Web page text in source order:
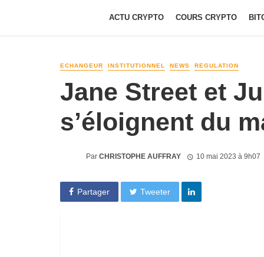
ACTU CRYPTO COURS CRYPTO
ECHANGEUR INSTITUTIONNEL NEWS REGULATION
Jane Street et
s’éloignent du
Par CHRISTOPHE AUFFRAY 10 mai 2023 à 9h07
Partager Tweeter